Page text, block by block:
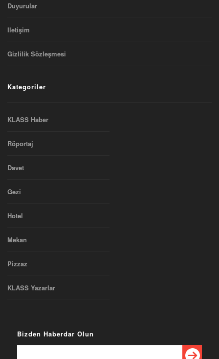
Duyurular
Iletişim
Gizlilik Sözleşmesi
Kategoriler
KLASS Haber
Röportaj
Davet
Gezi
Hotel
Mekan
Pizzaz
KLASS Yazarlar
Bizden Haberdar Olun